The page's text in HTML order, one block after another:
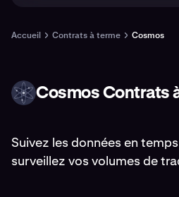
Accueil Contrats à terme Cosmos
ATOM Cosmos Contrats
Suivez les données en
surveillez vos volumes de